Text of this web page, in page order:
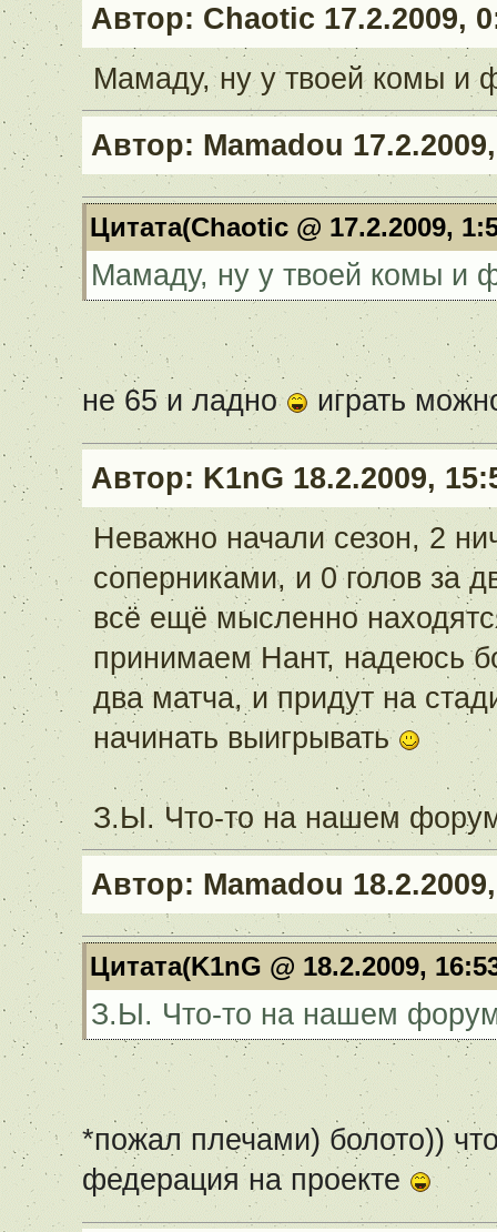
Автор: Chaotic 17.2.2009,
Мамаду, ну у твоей комы и
Автор: Mamadou
Цитата(Chaotic @ 17.2.2009,
Мамаду, ну у твоей комы и
не 65 и ладно играть
Автор: K1nG 18.2.2009,
Неважно начали сезон, 2
соперниками, и 0 голов за
всё ещё мысленно
принимаем Нант, надеюсь
два матча, и придут на
начинать выигрывать
З.Ы. Что-то на нашем
Автор: Mamadou
Цитата(K1nG @ 18.2.2009,
З.Ы. Что-то на нашем
*пожал плечами) болото))
федерация на проекте